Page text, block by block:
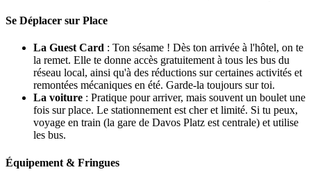
Se Déplacer sur Place
La Guest Card : Ton sésame ! Dès ton arrivée à l'hôtel, on te
la remet. Elle te donne accès gratuitement à tous les bus du
réseau local, ainsi qu'à des réductions sur certaines activités et
remontées mécaniques en été. Garde-la toujours sur toi.
La voiture : Pratique pour arriver, mais souvent un boulet une
fois sur place. Le stationnement est cher et limité. Si tu peux,
voyage en train (la gare de Davos Platz est centrale) et utilise
les bus.
Équipement & Fringues